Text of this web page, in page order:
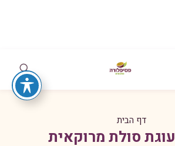
דף הבית
עוגת סולת מרוקאית